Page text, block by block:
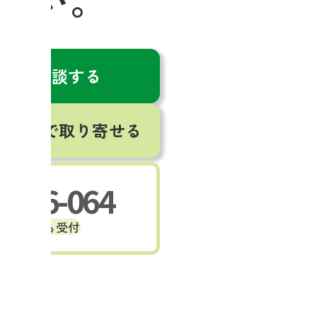
料相談する
無料で取り寄せる
064
土日祝も受付